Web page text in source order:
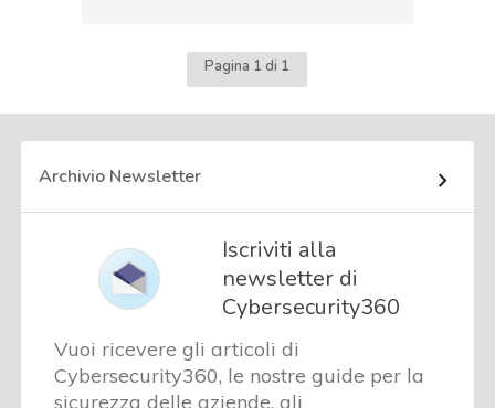
Pagina 1 di 1
Archivio Newsletter
Iscriviti alla
newsletter di
Cybersecurity360
Vuoi ricevere gli articoli di
Cybersecurity360, le nostre guide per la
sicurezza delle aziende, gli